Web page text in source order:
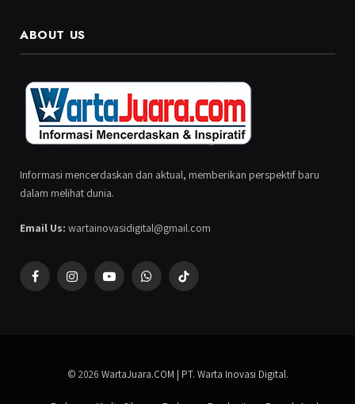
ABOUT US
Informasi mencerdaskan dan aktual, memberikan perspektif baru
dalam melihat dunia.
Email Us: wartainovasidigital@gmail.com
FacebookInstagramYouTubeWhatsAppTikTok
© 2026 WartaJuara.COM | PT. Warta Inovasi Digital.